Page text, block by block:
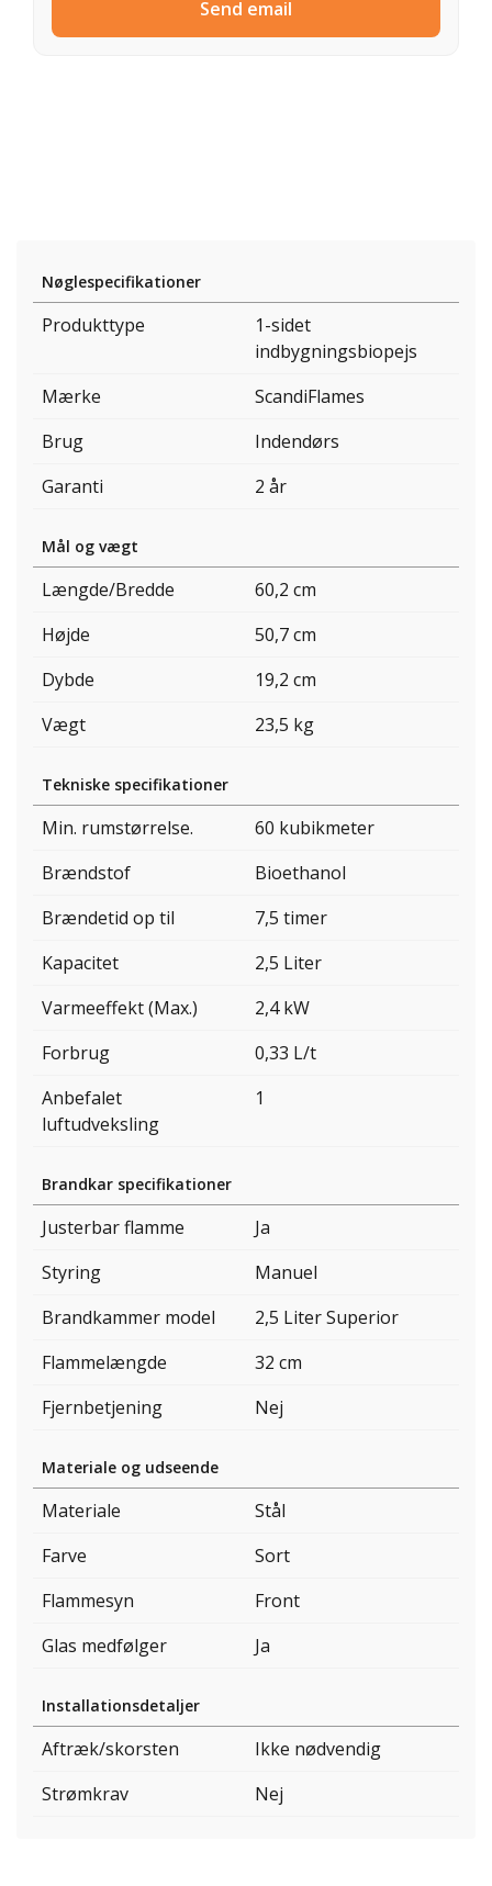
Send email
Nøglespecifikationer
Produkttype
1-sidet
indbygningsbiopejs
Mærke
ScandiFlames
Brug
Indendørs
Garanti
2 år
Mål og vægt
Længde/Bredde
60,2 cm
Højde
50,7 cm
Dybde
19,2 cm
Vægt
23,5 kg
Tekniske specifikationer
Min. rumstørrelse.
60 kubikmeter
Brændstof
Bioethanol
Brændetid op til
7,5 timer
Kapacitet
2,5 Liter
Varmeeffekt (Max.)
2,4 kW
Forbrug
0,33 L/t
Anbefalet
luftudveksling
1
Brandkar specifikationer
Justerbar flamme
Ja
Styring
Manuel
Brandkammer model
2,5 Liter Superior
Flammelængde
32 cm
Fjernbetjening
Nej
Materiale og udseende
Materiale
Stål
Farve
Sort
Flammesyn
Front
Glas medfølger
Ja
Installationsdetaljer
Aftræk/skorsten
Ikke nødvendig
Strømkrav
Nej